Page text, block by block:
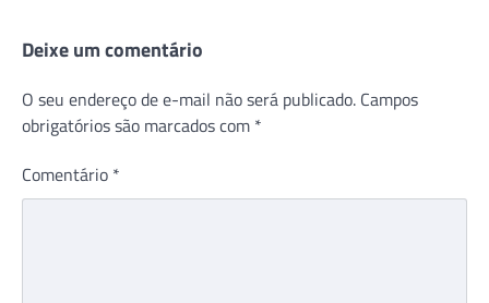
Deixe um comentário
O seu endereço de e-mail não será publicado. Campos
obrigatórios são marcados com *
Comentário *